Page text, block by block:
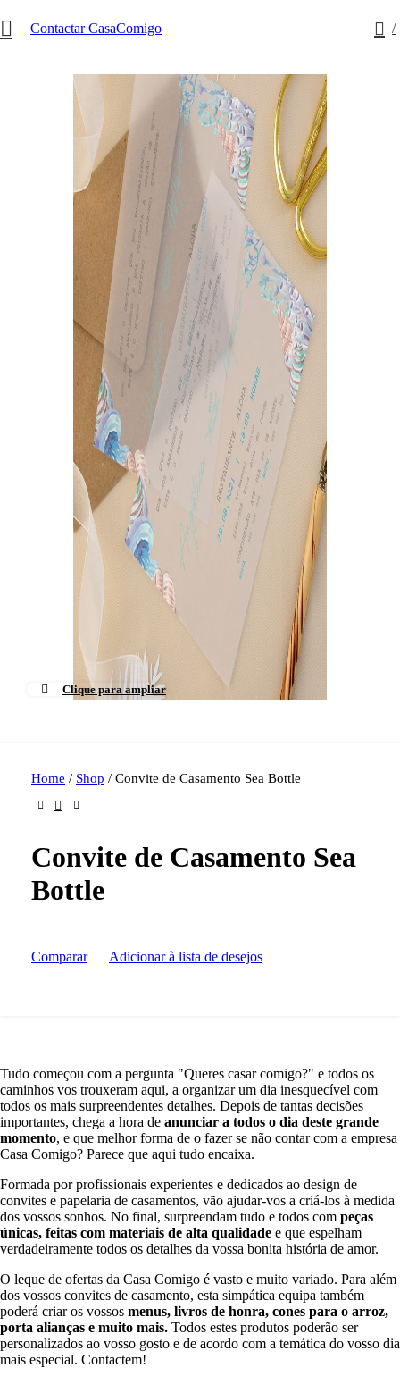
Contactar CasaComigo /
Clique para ampliar
Home / Shop / Convite de Casamento Sea Bottle
Convite de Casamento Sea
Bottle
Comparar Adicionar à lista de desejos
Tudo começou com a pergunta "Queres casar comigo?" e todos os
caminhos vos trouxeram aqui, a organizar um dia inesquecível com
todos os mais surpreendentes detalhes. Depois de tantas decisões
importantes, chega a hora de anunciar a todos o dia deste grande
momento, e que melhor forma de o fazer se não contar com a empresa
Casa Comigo? Parece que aqui tudo encaixa.
Formada por profissionais experientes e dedicados ao design de
convites e papelaria de casamentos, vão ajudar-vos a criá-los à medida
dos vossos sonhos. No final, surpreendam tudo e todos com peças
únicas, feitas com materiais de alta qualidade e que espelham
verdadeiramente todos os detalhes da vossa bonita história de amor.
O leque de ofertas da Casa Comigo é vasto e muito variado. Para além
dos vossos convites de casamento, esta simpática equipa também
poderá criar os vossos menus, livros de honra, cones para o arroz,
porta alianças e muito mais. Todos estes produtos poderão ser
personalizados ao vosso gosto e de acordo com a temática do vosso dia
mais especial. Contactem!